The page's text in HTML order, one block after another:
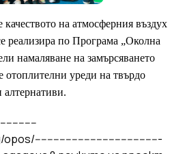
на атмосферния въздух
реализира по Програма „Околна
намаляване на замърсяването
отоплителни уреди на твърдо
алтернативи.
opos/-----------------------------------------